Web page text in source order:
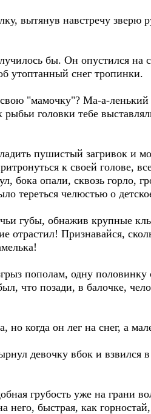
вытянув навстречу зверю
бы. Он опустился на
утоптанный снег тропинки.
"мамочку"? Ма-а-
головки тебе
пушистый загривок и
к своей голове,
бока опали, сквозь горло,
тереться челюстью о
губы, обнажив крупные
Признавайся,
пополам, одну
что позади, в балочке,
когда он лег на снег, а
девочку вбок и взвился в
грубость уже на грани
него, быстрая, как